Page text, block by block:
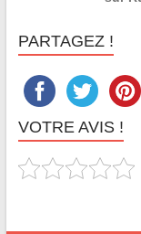
PARTAGEZ !
VOTRE AVIS !